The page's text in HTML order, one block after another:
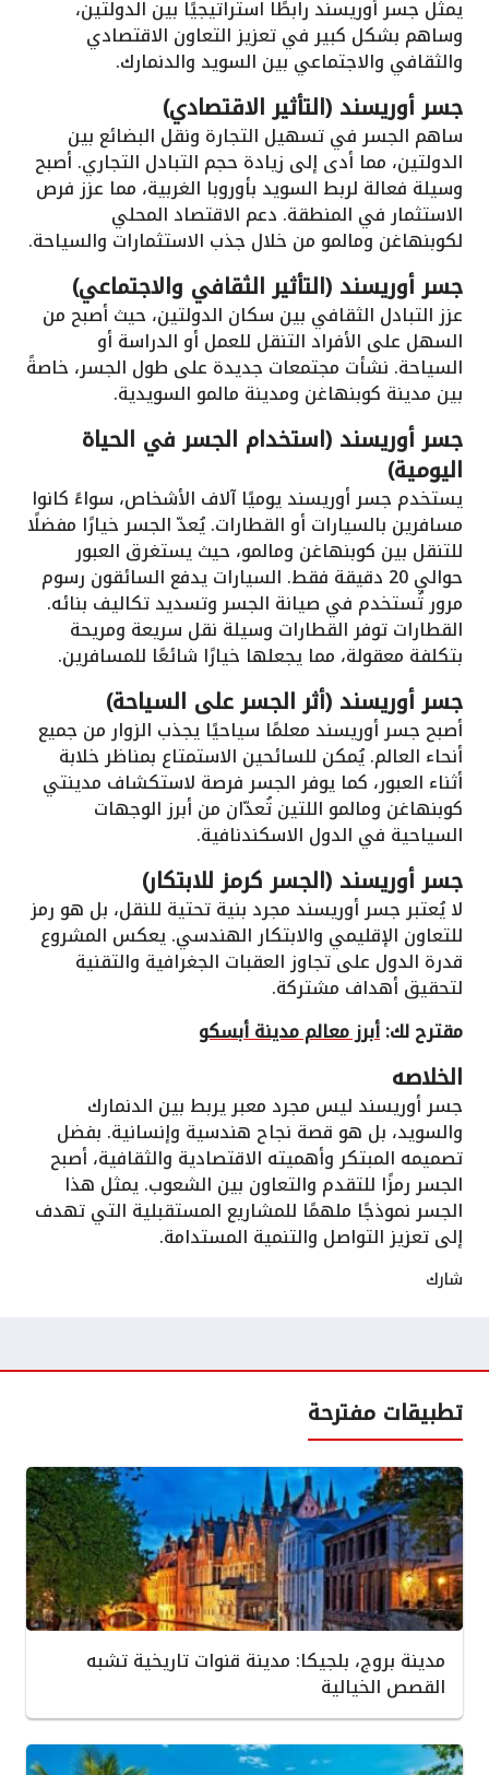
يمثل جسر أوريسند رابطًا استراتيجيًا بين الدولتين،
وساهم بشكل كبير في تعزيز التعاون الاقتصادي
والثقافي والاجتماعي بين السويد والدنمارك.
جسر أوريسند (التأثير الاقتصادي)
ساهم الجسر في تسهيل التجارة ونقل البضائع بين
الدولتين، مما أدى إلى زيادة حجم التبادل التجاري. أصبح
وسيلة فعالة لربط السويد بأوروبا الغربية، مما عزز فرص
الاستثمار في المنطقة. دعم الاقتصاد المحلي
لكوبنهاغن ومالمو من خلال جذب الاستثمارات والسياحة.
جسر أوريسند (التأثير الثقافي والاجتماعي)
عزز التبادل الثقافي بين سكان الدولتين، حيث أصبح من
السهل على الأفراد التنقل للعمل أو الدراسة أو
السياحة. نشأت مجتمعات جديدة على طول الجسر، خاصةً
بين مدينة كوبنهاغن ومدينة مالمو السويدية.
جسر أوريسند (استخدام الجسر في الحياة
اليومية)
يستخدم جسر أوريسند يوميًا آلاف الأشخاص، سواءً كانوا
مسافرين بالسيارات أو القطارات. يُعدّ الجسر خيارًا مفضلًا
للتنقل بين كوبنهاغن ومالمو، حيث يستغرق العبور
حوالي 20 دقيقة فقط. السيارات يدفع السائقون رسوم
مرور تُستخدم في صيانة الجسر وتسديد تكاليف بنائه.
القطارات توفر القطارات وسيلة نقل سريعة ومريحة
بتكلفة معقولة، مما يجعلها خيارًا شائعًا للمسافرين.
جسر أوريسند (أثر الجسر على السياحة)
أصبح جسر أوريسند معلمًا سياحيًا يجذب الزوار من جميع
أنحاء العالم. يُمكن للسائحين الاستمتاع بمناظر خلابة
أثناء العبور، كما يوفر الجسر فرصة لاستكشاف مدينتي
كوبنهاغن ومالمو اللتين تُعدّان من أبرز الوجهات
السياحية في الدول الاسكندنافية.
جسر أوريسند (الجسر كرمز للابتكار)
لا يُعتبر جسر أوريسند مجرد بنية تحتية للنقل، بل هو رمز
للتعاون الإقليمي والابتكار الهندسي. يعكس المشروع
قدرة الدول على تجاوز العقبات الجغرافية والتقنية
لتحقيق أهداف مشتركة.
مقترح لك:أبرز معالم مدينة أبسكو
الخلاصه
جسر أوريسند ليس مجرد معبر يربط بين الدنمارك
والسويد، بل هو قصة نجاح هندسية وإنسانية. بفضل
تصميمه المبتكر وأهميته الاقتصادية والثقافية، أصبح
الجسر رمزًا للتقدم والتعاون بين الشعوب. يمثل هذا
الجسر نموذجًا ملهمًا للمشاريع المستقبلية التي تهدف
إلى تعزيز التواصل والتنمية المستدامة.
شارك
تطبيقات مفترحة
مدينة بروج، بلجيكا: مدينة قنوات تاريخية تشبه
القصص الخيالية